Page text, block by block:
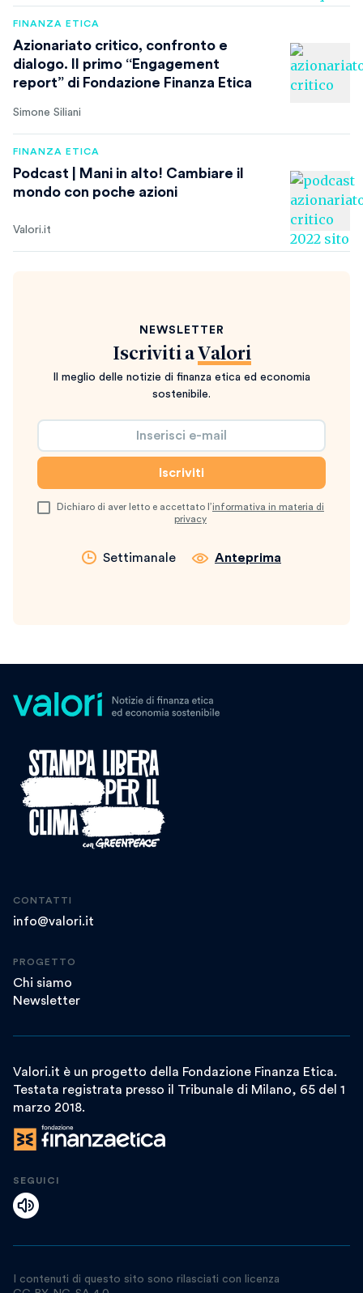
FINANZA ETICA
Azionariato critico, confronto e
dialogo. Il primo “Engagement
report” di Fondazione Finanza Etica
Simone Siliani
FINANZA ETICA
Podcast | Mani in alto! Cambiare il
mondo con poche azioni
Valori.it
NEWSLETTER
Iscriviti a Valori
Il meglio delle notizie di finanza etica ed economia
sostenibile.
Dichiaro di aver letto e accettato l’informativa in materia di
privacy
Settimanale Anteprima
CONTATTI
info@valori.it
PROGETTO
Chi siamo
Newsletter
Valori.it è un progetto della Fondazione Finanza Etica.
Testata registrata presso il Tribunale di Milano, 65 del 1
marzo 2018.
SEGUICI
I contenuti di questo sito sono rilasciati con licenza